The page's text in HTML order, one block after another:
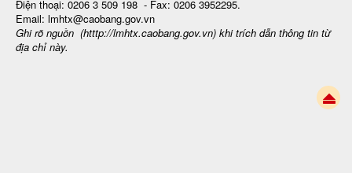
Điện thoại: 0206 3 509 198 - Fax: 0206 3952295.
Email: lmhtx@caobang.gov.vn
Ghi rõ nguồn (htttp://lmhtx.caobang.gov.vn) khi trích dẫn thông tin từ
địa chỉ này.